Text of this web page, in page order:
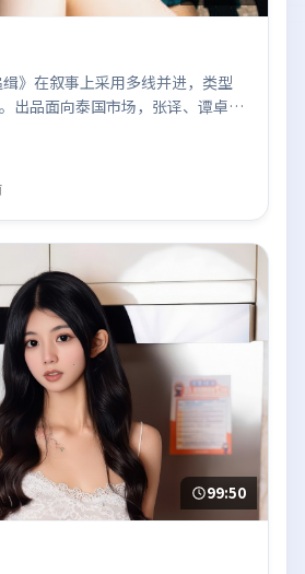
》在叙事上采用多线并进，类型
出品面向泰国市场，张译、谭卓、
歌所饰角色推动关键反转，结尾留
99:50